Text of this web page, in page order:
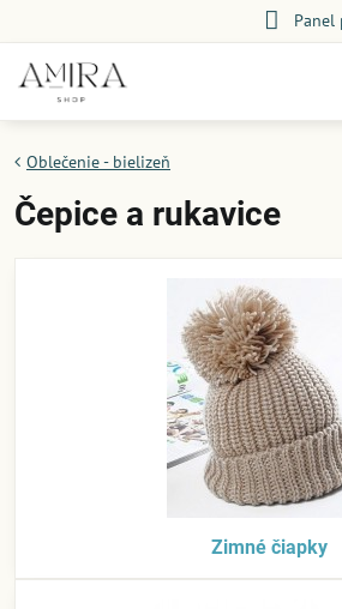
Panel
Oblečenie - bielizeň
Čepice a rukavice
Zimné čiapky